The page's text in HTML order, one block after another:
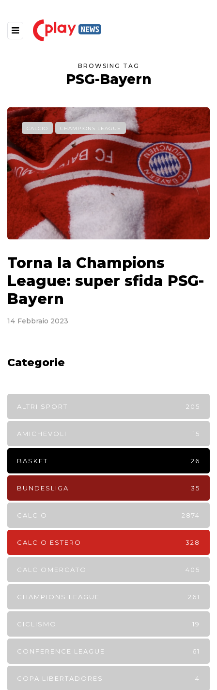
BROWSING TAG
PSG-Bayern
CALCIO CHAMPIONS LEAGUE
Torna la Champions
League: super sfida PSG-
Bayern
14 Febbraio 2023
Categorie
ALTRI SPORT 205
AMICHEVOLI 15
BASKET 26
BUNDESLIGA 35
CALCIO 2874
CALCIO ESTERO 328
CALCIOMERCATO 405
CHAMPIONS LEAGUE 261
CICLISMO 19
CONFERENCE LEAGUE 61
COPA LIBERTADORES 4